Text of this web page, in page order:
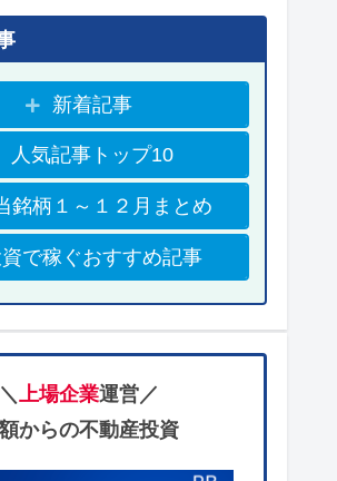
新着記事
人気記事トップ10
銘柄１～１２月まとめ
で稼ぐおすすめ記事
＼上場企業運営／
からの不動産投資